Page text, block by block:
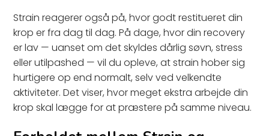
Strain reagerer også på, hvor godt restitueret din
krop er fra dag til dag. På dage, hvor din recovery
er lav — uanset om det skyldes dårlig søvn, stress
eller utilpashed — vil du opleve, at strain hober sig
hurtigere op end normalt, selv ved velkendte
aktiviteter. Det viser, hvor meget ekstra arbejde din
krop skal lægge for at præstere på samme niveau.